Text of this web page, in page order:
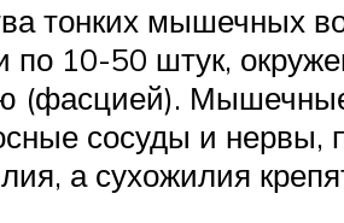
тонких мышечных
10-50 штук,
(фасцией).
сосуды и
а сухожилия